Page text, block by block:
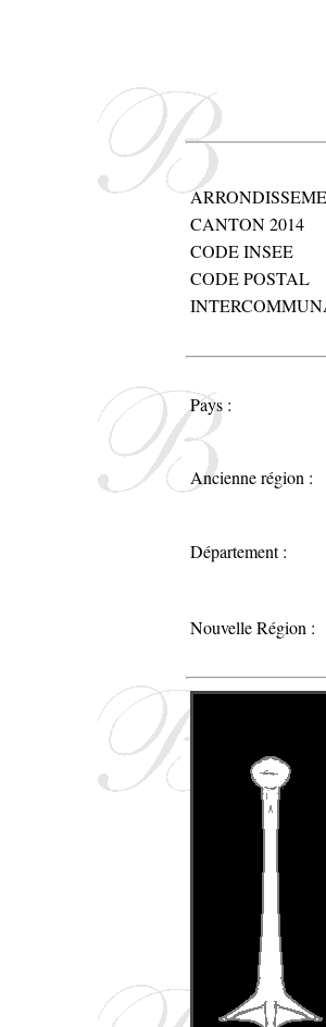
CANTON 2014
CODE INSEE
CODE POSTAL
Pays :
Ancienne région :
Département :
Nouvelle Région :